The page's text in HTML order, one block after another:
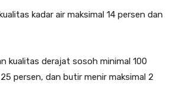
kadar air maksimal 14 persen dan
kualitas derajat sosoh minimal 100
persen, dan butir menir maksimal 2